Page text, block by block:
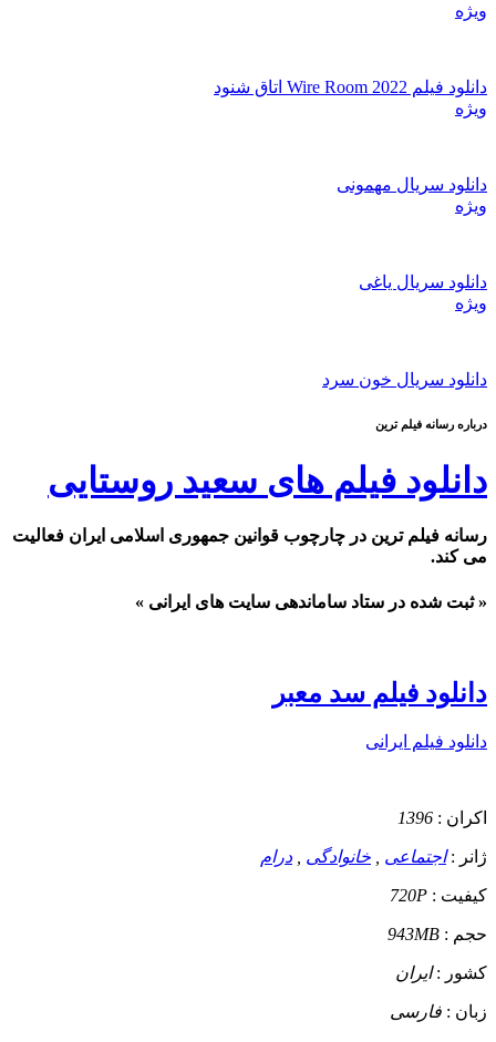
ویژه
دانلود فیلم Wire Room 2022 اتاق شنود
ویژه
دانلود سریال مهمونی
ویژه
دانلود سریال یاغی
ویژه
دانلود سریال خون سرد
درباره رسانه فیلم ترین
دانلود فیلم های سعید روستایی
رسانه فیلم ترین در چارچوب قوانین جمهوری اسلامی ایران فعالیت
می کند.
« ثبت شده در ستاد ساماندهی سایت های ایرانی »
دانلود فیلم سد معبر
دانلود فیلم ایرانی
اکران : 1396
ژانر :اجتماعی خانوادگی درام
کیفیت : 720P
حجم : 943MB
کشور :ایران
زبان : فارسی